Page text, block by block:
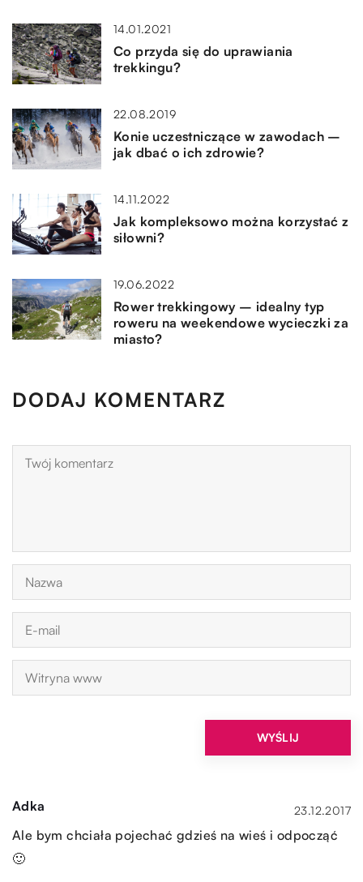
14.01.2021
Co przyda się do uprawiania
trekkingu?
22.08.2019
Konie uczestniczące w zawodach –
jak dbać o ich zdrowie?
14.11.2022
Jak kompleksowo można korzystać z
siłowni?
19.06.2022
Rower trekkingowy – idealny typ
roweru na weekendowe wycieczki za
miasto?
DODAJ KOMENTARZ
Adka 23.12.2017
Ale bym chciała pojechać gdzieś na wieś i odpocząć
🙂